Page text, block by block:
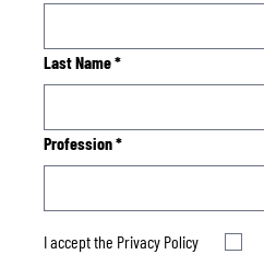
Last Name*
Profession*
I accept the Privacy Policy